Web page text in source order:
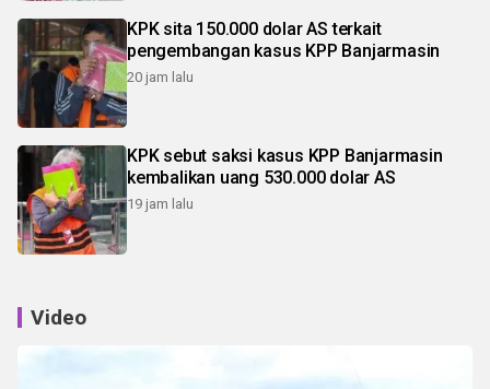
KPK sita 150.000 dolar AS terkait
pengembangan kasus KPP Banjarmasin
20 jam lalu
KPK sebut saksi kasus KPP Banjarmasin
kembalikan uang 530.000 dolar AS
19 jam lalu
Video